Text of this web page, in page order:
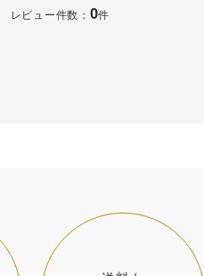
レビュー件数： 0件